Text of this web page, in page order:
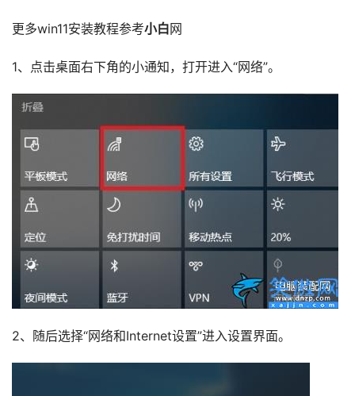
更多win11安装教程参考小白网
1、点击桌面右下角的小通知，打开进入“网络”。
2、随后选择“网络和Internet设置”进入设置界面。